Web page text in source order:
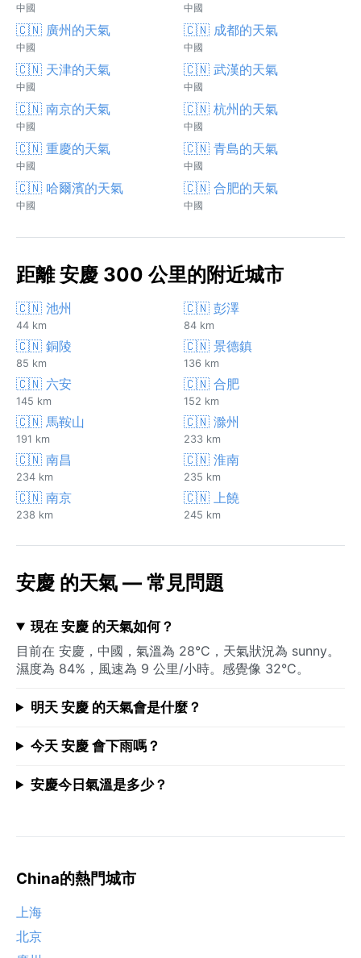
中國 中國
🇨🇳 廣州的天氣
中國
🇨🇳 成都的天氣
中國
🇨🇳 天津的天氣
中國
🇨🇳 武漢的天氣
中國
🇨🇳 南京的天氣
中國
🇨🇳 杭州的天氣
中國
🇨🇳 重慶的天氣
中國
🇨🇳 青島的天氣
中國
🇨🇳 哈爾濱的天氣
中國
🇨🇳 合肥的天氣
中國
距離 安慶 300 公里的附近城市
🇨🇳 池州
44 km
🇨🇳 彭澤
84 km
🇨🇳 銅陵
85 km
🇨🇳 景德鎮
136 km
🇨🇳 六安
145 km
🇨🇳 合肥
152 km
🇨🇳 馬鞍山
191 km
🇨🇳 滁州
233 km
🇨🇳 南昌
234 km
🇨🇳 淮南
235 km
🇨🇳 南京
238 km
🇨🇳 上饒
245 km
安慶 的天氣 — 常見問題
現在 安慶 的天氣如何？
目前在 安慶，中國，氣溫為 28°C，天氣狀況為 sunny。
濕度為 84%，風速為 9 公里/小時。感覺像 32°C。
明天 安慶 的天氣會是什麼？
今天 安慶 會下雨嗎？
安慶今日氣溫是多少？
China的熱門城市
上海
北京